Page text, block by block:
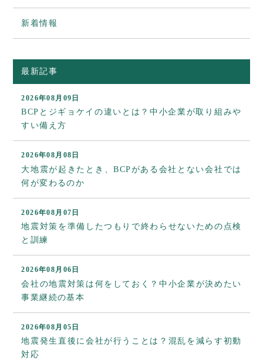
新着情報
最新記事
2026年08月09日
BCPとジギョケイの違いとは？中小企業が取り組みや
すい備え方
2026年08月08日
大地震が起きたとき、BCPがある会社とない会社では
何が変わるのか
2026年08月07日
地震対策を準備したつもりで終わらせないための点検
と訓練
2026年08月06日
会社の地震対策は何をしておく？中小企業が決めたい
事業継続の基本
2026年08月05日
地震発生直後に会社が行うことは？混乱を減らす初動
対応